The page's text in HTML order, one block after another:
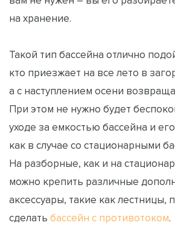
на хранение.
Такой тип бассейна отлично
кто приезжает на все лето в
а с наступлением осени
При этом не нужно будет
уходе за емкостью бассейна и
как в случае со стационарными
На разборные, как и на
можно крепить различные
аксессуары, такие как лестницы,
сделать бассейн с противотоком.